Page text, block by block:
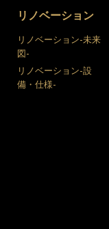
リノベーション
リノベーション-未来
図-
リノベーション-設
備・仕様-